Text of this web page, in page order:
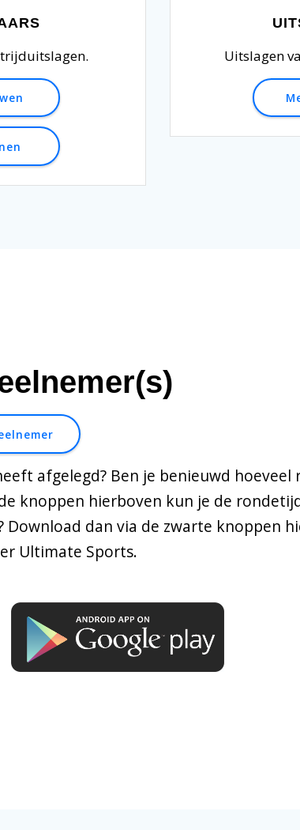
Uitslagen
afgelegd? Ben je benieuwd hoeveel
knoppen hierboven kun je de
dan via de zwarte knoppen
Ultimate Sports.